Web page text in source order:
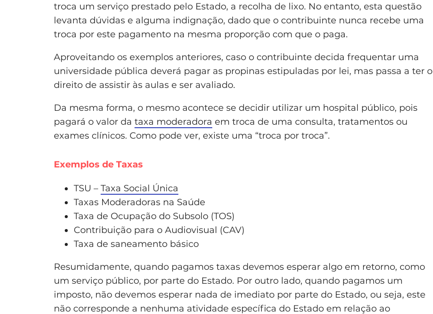
troca um serviço prestado pelo Estado, a recolha de lixo. No entanto, esta questão
levanta dúvidas e alguma indignação, dado que o contribuinte nunca recebe uma
troca por este pagamento na mesma proporção com que o paga.
Aproveitando os exemplos anteriores, caso o contribuinte decida frequentar uma
universidade pública deverá pagar as propinas estipuladas por lei, mas passa a ter o
direito de assistir às aulas e ser avaliado.
Da mesma forma, o mesmo acontece se decidir utilizar um hospital público, pois
pagará o valor da taxa moderadora em troca de uma consulta, tratamentos ou
exames clínicos. Como pode ver, existe uma “troca por troca”.
Exemplos de Taxas
TSU – Taxa Social Única
Taxas Moderadoras na Saúde
Taxa de Ocupação do Subsolo (TOS)
Contribuição para o Audiovisual (CAV)
Taxa de saneamento básico
Resumidamente, quando pagamos taxas devemos esperar algo em retorno, como
um serviço público, por parte do Estado. Por outro lado, quando pagamos um
imposto, não devemos esperar nada de imediato por parte do Estado, ou seja, este
não corresponde a nenhuma atividade específica do Estado em relação ao